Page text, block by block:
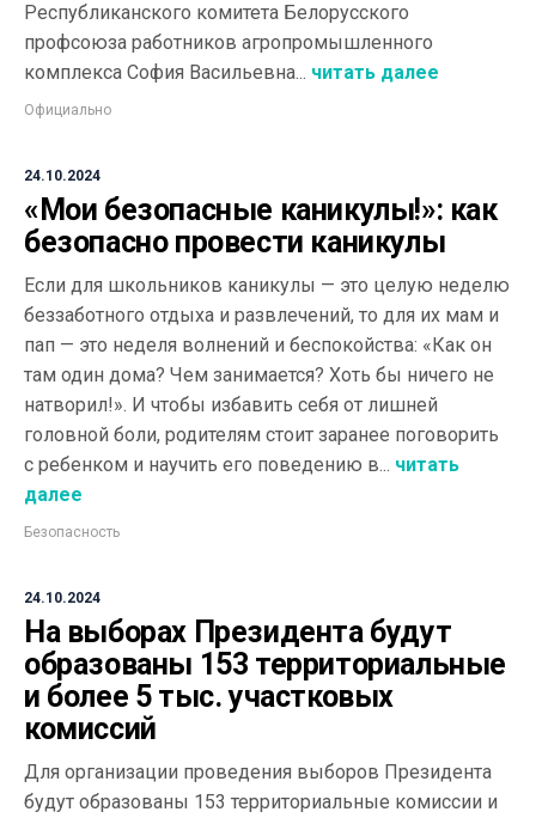
Республиканского комитета Белорусского
профсоюза работников агропромышленного
комплекса София Васильевна... читать далее
Официально
24.10.2024
«Мои безопасные каникулы!»: как
безопасно провести каникулы
Если для школьников каникулы — это целую неделю
беззаботного отдыха и развлечений, то для их мам и
пап — это неделя волнений и беспокойства: «Как он
там один дома? Чем занимается? Хоть бы ничего не
натворил!». И чтобы избавить себя от лишней
головной боли, родителям стоит заранее поговорить
с ребенком и научить его поведению в... читать
далее
Безопасность
24.10.2024
На выборах Президента будут
образованы 153 территориальные
и более 5 тыс. участковых
комиссий
Для организации проведения выборов Президента
будут образованы 153 территориальные комиссии и